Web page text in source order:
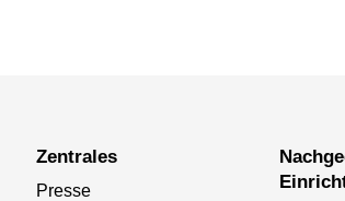
Zentrales
Presse
Nachgeordnete